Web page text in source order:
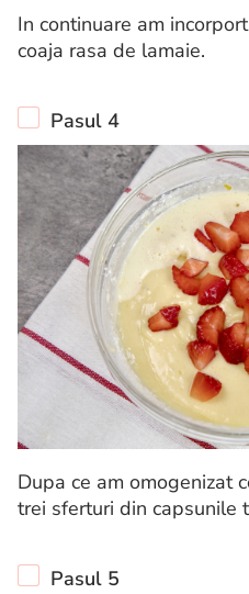
In continuare am
coaja rasa de lamaie.
Pasul 4
Dupa ce am omogenizat
trei sferturi din capsunile
Pasul 5